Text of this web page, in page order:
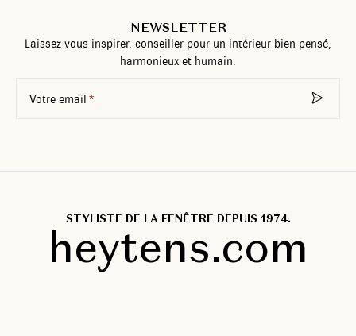
NEWSLETTER
Laissez-vous inspirer, conseiller pour un intérieur bien pensé,
harmonieux et humain.
Votre email
STYLISTE DE LA FENÊTRE DEPUIS 1974.
heytens.com